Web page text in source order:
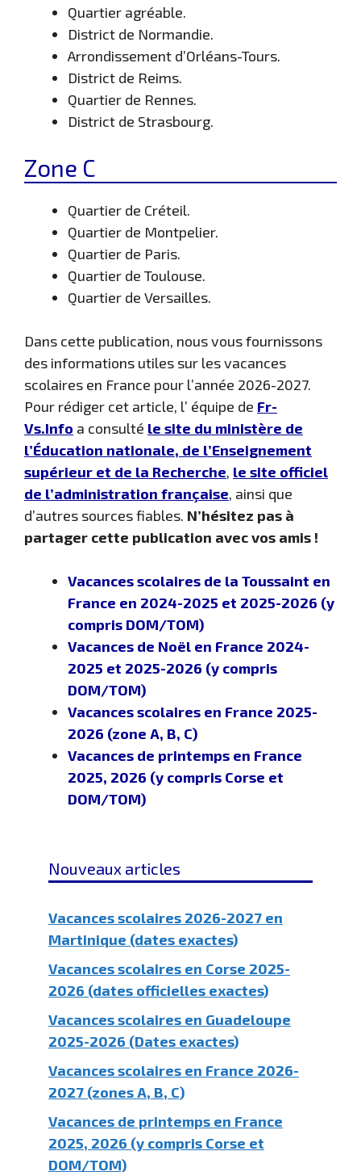
Quartier agréable.
District de Normandie.
Arrondissement d’Orléans-Tours.
District de Reims.
Quartier de Rennes.
District de Strasbourg.
Zone C
Quartier de Créteil.
Quartier de Montpelier.
Quartier de Paris.
Quartier de Toulouse.
Quartier de Versailles.
Dans cette publication, nous vous fournissons
des informations utiles sur les vacances
scolaires en France pour l’année 2026-2027.
Pour rédiger cet article, l’ équipe de Fr-
Vs.Info a consulté le site du ministère de
l’Éducation nationale, de l’Enseignement
supérieur et de la Recherche, le site officiel
de l’administration française, ainsi que
d’autres sources fiables. N’hésitez pas à
partager cette publication avec vos amis !
Vacances scolaires de la Toussaint en
France en 2024-2025 et 2025-2026 (y
compris DOM/TOM)
Vacances de Noël en France 2024-
2025 et 2025-2026 (y compris
DOM/TOM)
Vacances scolaires en France 2025-
2026 (zone A, B, C)
Vacances de printemps en France
2025, 2026 (y compris Corse et
DOM/TOM)
Nouveaux articles
Vacances scolaires 2026-2027 en
Martinique (dates exactes)
Vacances scolaires en Corse 2025-
2026 (dates officielles exactes)
Vacances scolaires en Guadeloupe
2025-2026 (Dates exactes)
Vacances scolaires en France 2026-
2027 (zones A, B, C)
Vacances de printemps en France
2025, 2026 (y compris Corse et
DOM/TOM)